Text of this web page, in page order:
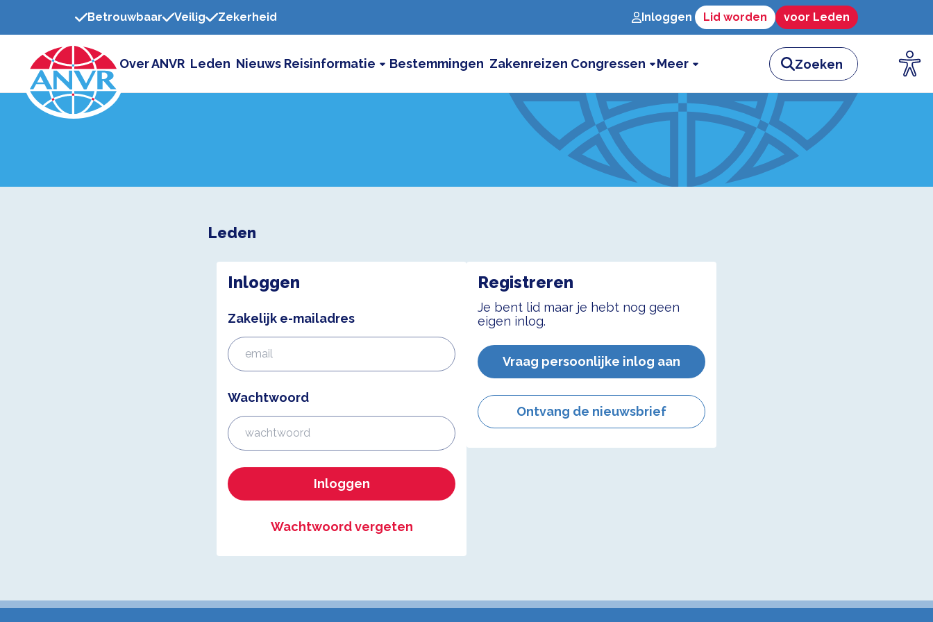
Betrouwbaar Veilig Zekerheid Inloggen Lid worden voor Leden
Over ANVR Leden Nieuws Reisinformatie Bestemmingen Zakenreizen Congressen Meer
Leden
Inloggen
Zakelijk e-mailadres
Wachtwoord
Inloggen
Wachtwoord vergeten
Registreren
Je bent lid maar je hebt nog geen
eigen inlog.
Vraag persoonlijke inlog aan
Ontvang de nieuwsbrief